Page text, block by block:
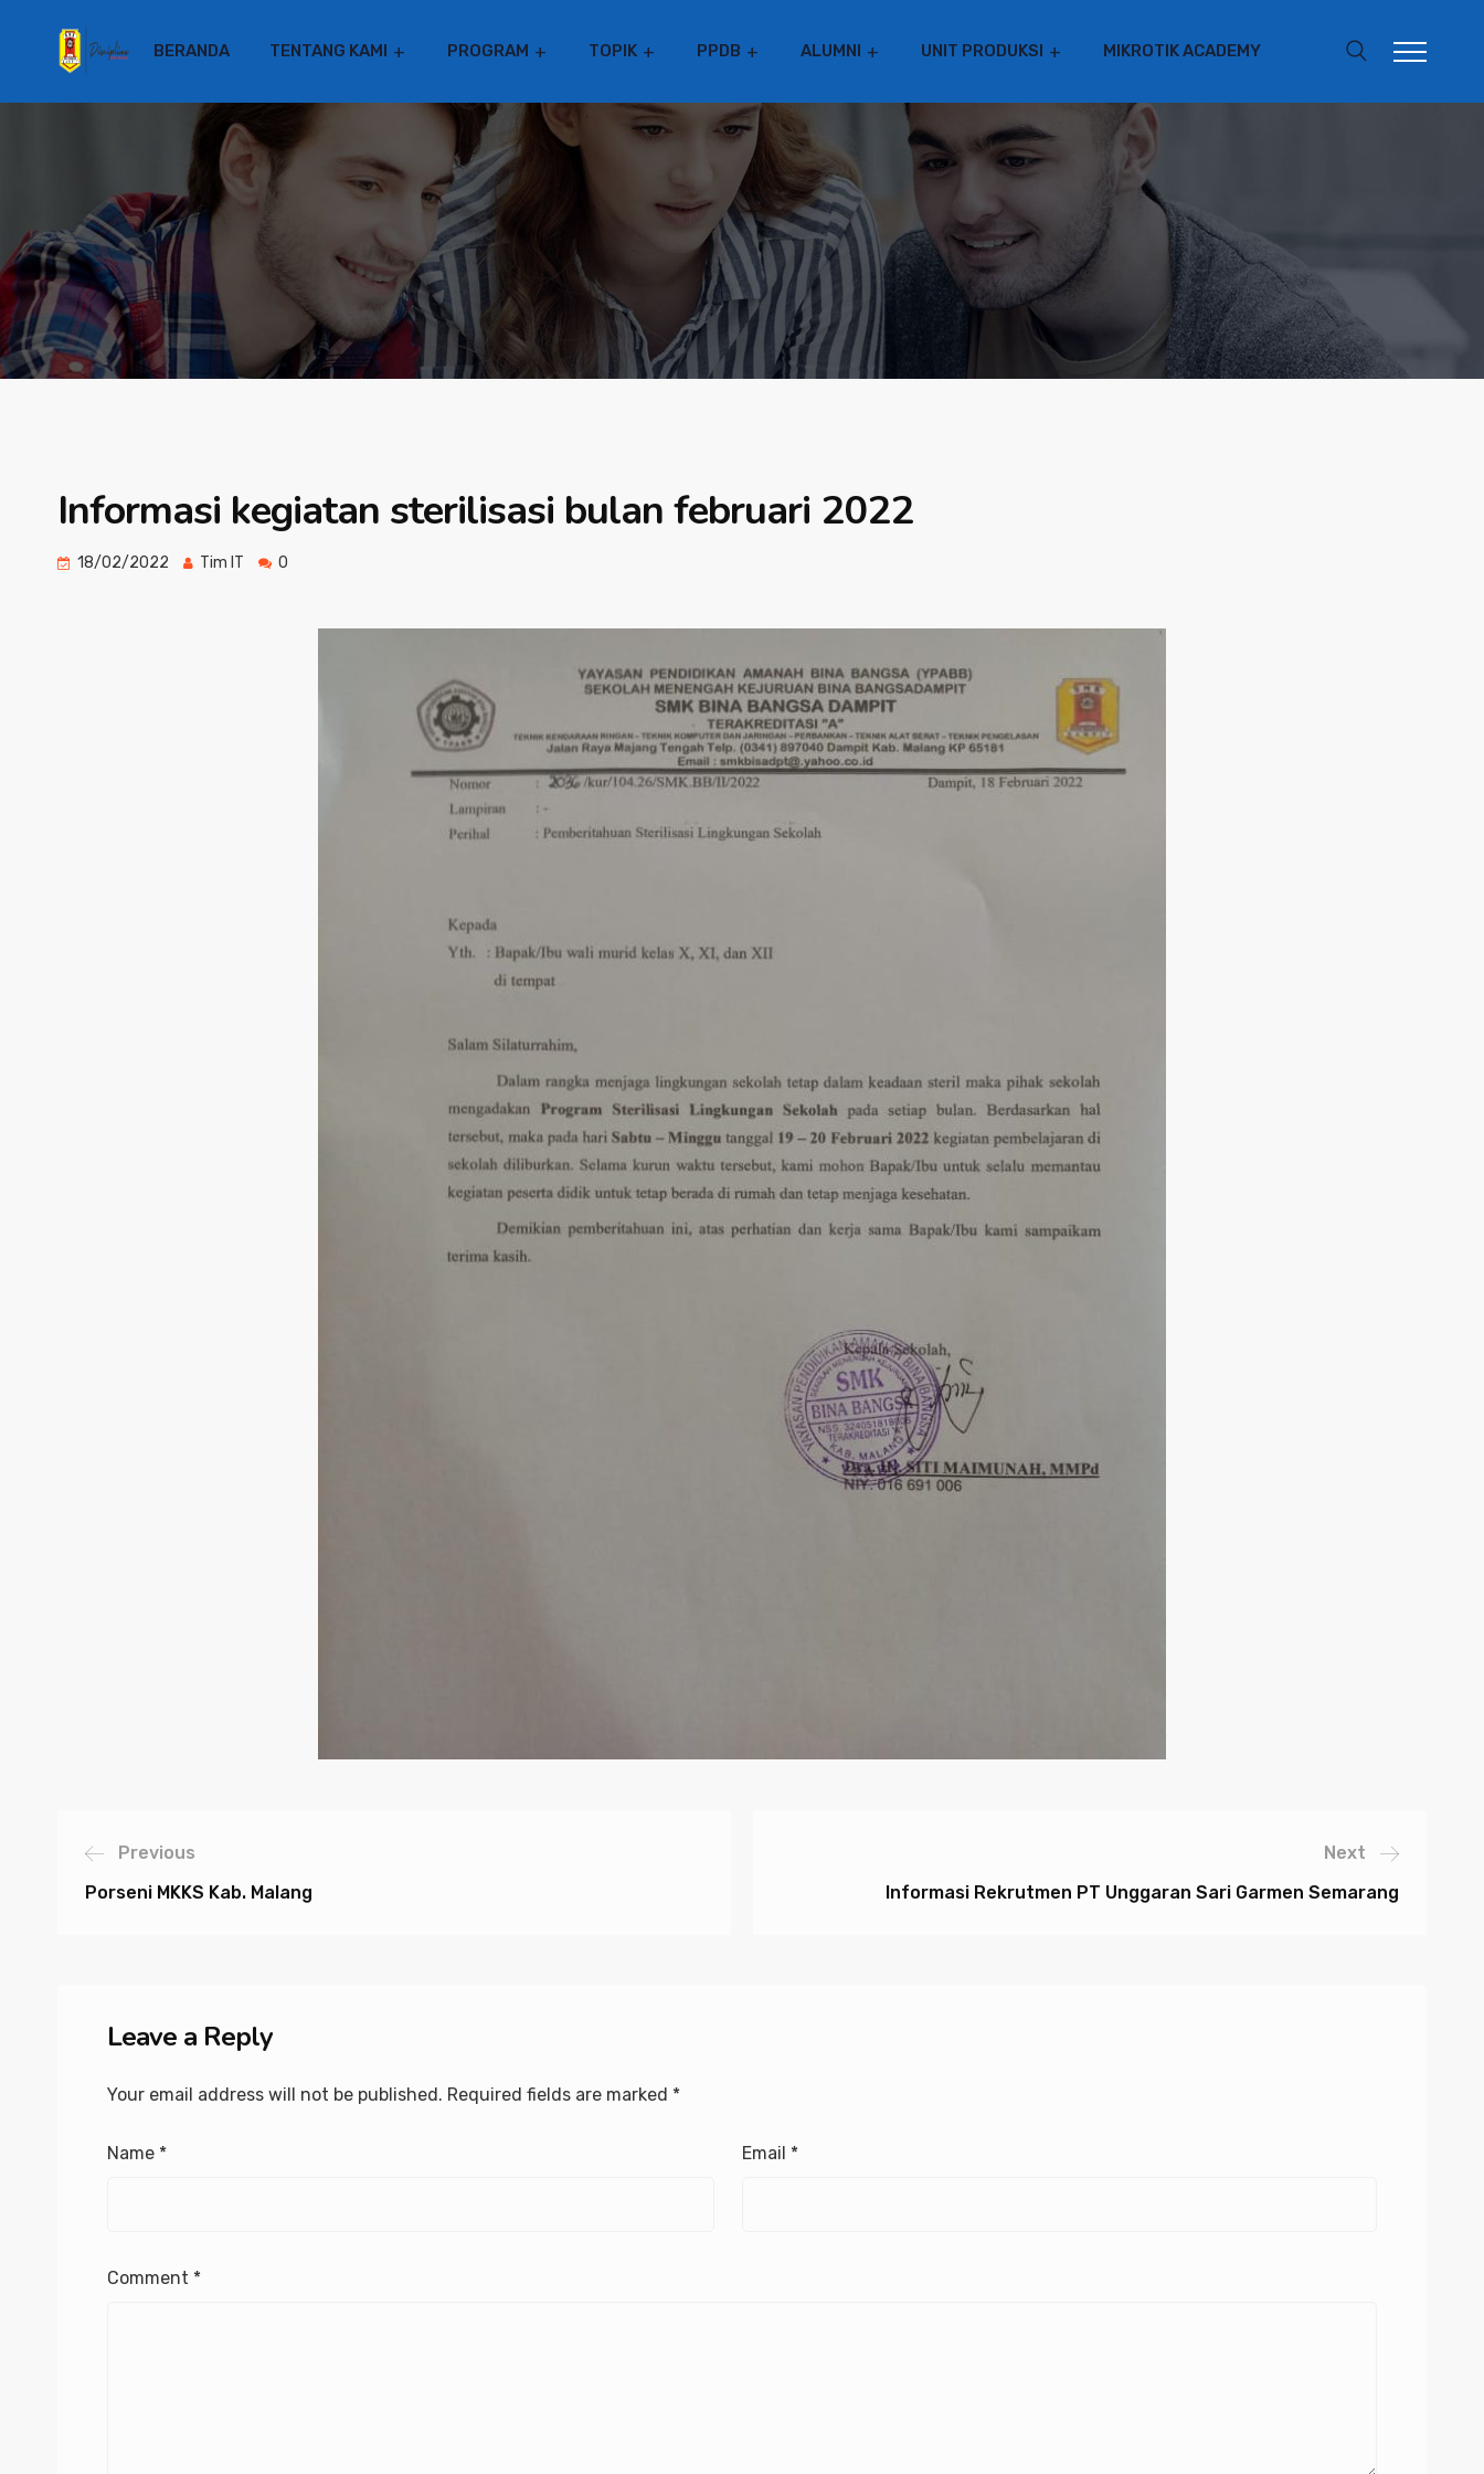
BERANDA TENTANG KAMI PROGRAM TOPIK PPDB ALUMNI UNIT PRODUKSI MIKROTIK ACADEMY
Informasi kegiatan sterilisasi bulan februari 2022
18/02/2022 Tim IT 0
Previous
Porseni MKKS Kab. Malang
Next
Informasi Rekrutmen PT Unggaran Sari Garmen Semarang
Leave a Reply
Your email address will not be published. Required fields are marked *
Name * Email *
Comment *